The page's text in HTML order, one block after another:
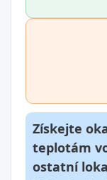
Získejte
teplotám
ostatní